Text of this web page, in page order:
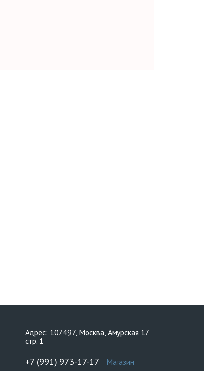
Адрес: 107497, Москва, Амурская 17
стр. 1
+7 (991) 973-17-17 Магазин